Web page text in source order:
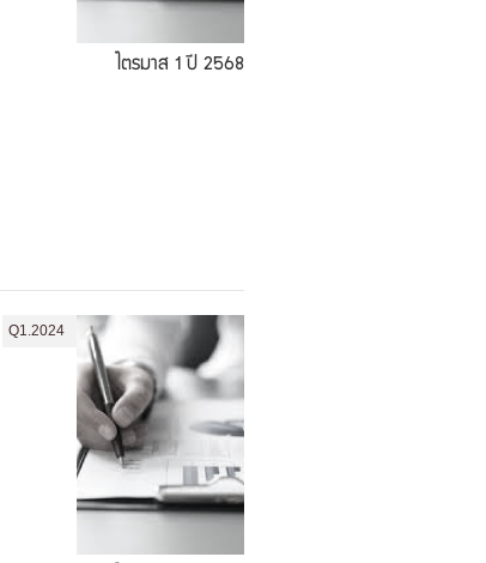
ไตรมาส 1 ปี 2568
Q1.2024